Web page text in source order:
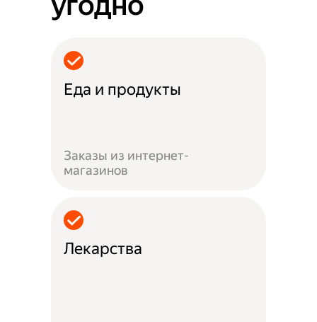
Еда и продукты
Заказы из интернет-
магазинов
Лекарства